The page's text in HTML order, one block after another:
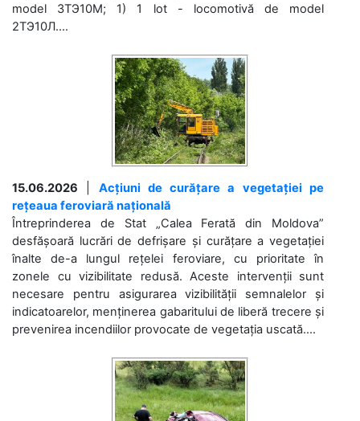
model 3ТЭ10М; 1) 1 lot - locomotivă de model
2ТЭ10Л....
15.06.2026
Acțiuni de curățare a vegetației pe
rețeaua feroviară națională
Întreprinderea de Stat „Calea Ferată din Moldova”
desfășoară lucrări de defrișare și curățare a vegetației
înalte de-a lungul rețelei feroviare, cu prioritate în
zonele cu vizibilitate redusă. Aceste intervenții sunt
necesare pentru asigurarea vizibilității semnalelor și
indicatoarelor, menținerea gabaritului de liberă trecere și
prevenirea incendiilor provocate de vegetația uscată....